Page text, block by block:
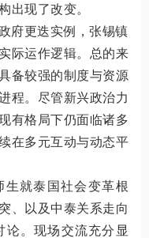
出现了改变。
府更迭实例，张锡镇
际运作逻辑。总的来
备较强的制度与资源
程。尽管新兴政治力
有格局下仍面临诸多
在多元互动与动态平
生就泰国社会变革根
、以及中泰关系走向
论。现场交流充分显